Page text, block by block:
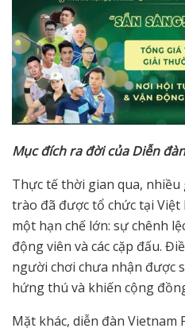
Mục đích ra đời của Diễn
Thực tế thời gian qua,
trào đã được tổ chức tại
một hạn chế lớn: sự chênh
động viên và các cặp đấu.
người chơi chưa nhận được
hứng thú và khiến cộng
Mặt khác, diễn đàn Vietnam